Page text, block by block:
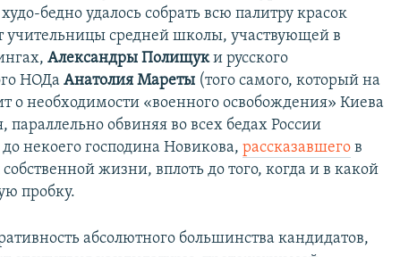
бедно удалось собрать всю палитру красок
учительницы средней школы, участвующей в
Александры Полищуки русского
НОДаАнатолия Мареты (того самого, который на
о необходимости «военного освобождения» Киева
параллельно обвиняя во всех бедах России
некоего господина Новикова,рассказавшего в
жизни, вплоть до того, когда и в какой
пробку.
абсолютного большинства кандидатов,